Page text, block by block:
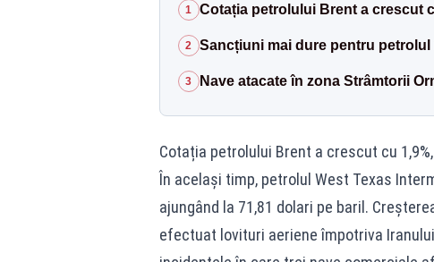
1 Cotația petrolului Brent a crescut
2 Sancțiuni mai dure pentru petrolul
3 Nave atacate în zona Strâmtorii
Cotația petrolului Brent a crescut cu
În același timp, petrolul West Texas
ajungând la 71,81 dolari pe baril.
efectuat lovituri aeriene împotriva